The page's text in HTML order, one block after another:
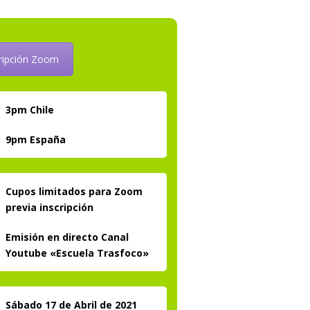
Zoom
3pm Chile
9pm España
Cupos limitados para Zoom
previa inscripción
Emisión en directo Canal
Youtube «Escuela Trasfoco»
Sábado 17 de Abril de 2021